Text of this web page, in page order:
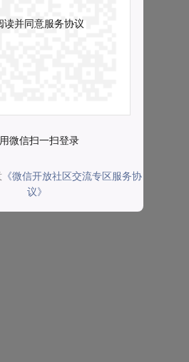
读并同意服务协议
微信扫一扫登录
《微信开放社区交流专区服务协
议》